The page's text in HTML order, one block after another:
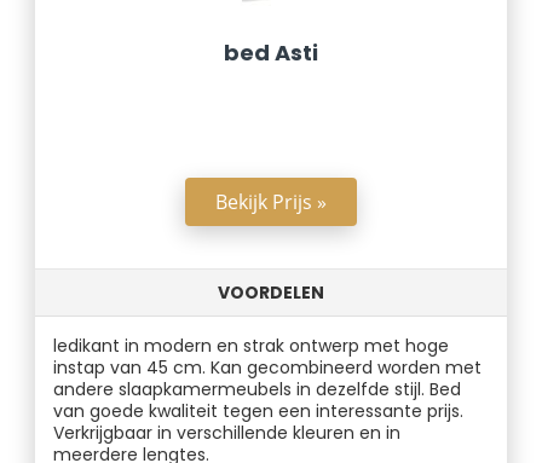
bed Asti
Bekijk Prijs »
VOORDELEN
ledikant in modern en strak ontwerp met hoge
instap van 45 cm. Kan gecombineerd worden met
andere slaapkamermeubels in dezelfde stijl. Bed
van goede kwaliteit tegen een interessante prijs.
Verkrijgbaar in verschillende kleuren en in
meerdere lengtes.